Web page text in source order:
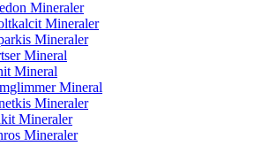
Mineraler
Mineraler
Mineraler
Mineral
Mineral
Mineral
Mineraler
Mineraler
Mineraler